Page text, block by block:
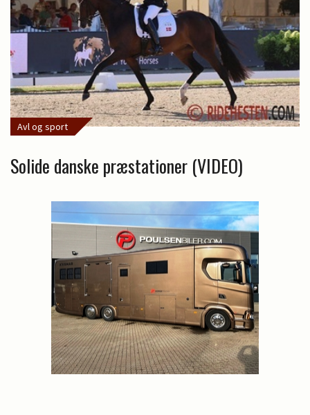
Avl og sport
Solide danske præstationer (VIDEO)